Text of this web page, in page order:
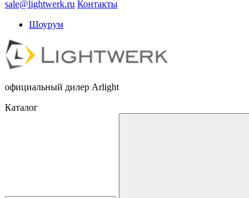
sale@lightwerk.ru Контакты
Шоурум
официальный дилер Arlight
Каталог